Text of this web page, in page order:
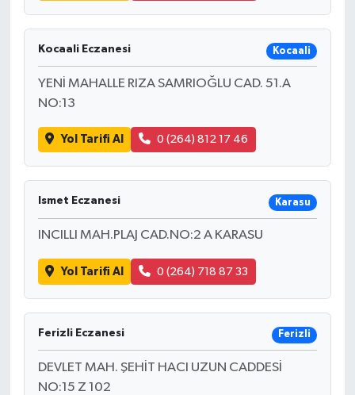
Kocaali Eczanesi Kocaali
YENİ MAHALLE RIZA SAMRIOĞLU CAD. 51.A
NO:13
Yol Tarifi Al 0 (264) 812 17 46
Ismet Eczanesi Karasu
INCILLI MAH.PLAJ CAD.NO:2 A KARASU
Yol Tarifi Al 0 (264) 718 87 33
Ferizli Eczanesi Ferizli
DEVLET MAH. ŞEHİT HACI UZUN CADDESİ
NO:15 Z 102